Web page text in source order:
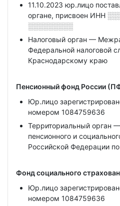
11.10.2023 юр.лицо
органе, присвоен ИНН
░░░░░░░░░
Налоговый орган —
Федеральной налоговой
Краснодарскому краю
Пенсионный фонд России
Юр.лицо
номером 1084759636
Территориальный орган
пенсионного и
Российской Федерации
Фонд социального
Юр.лицо
номером 1084759636